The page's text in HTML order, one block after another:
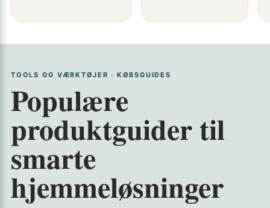
TOOLS OG VÆRKTØJER · KØBSGUIDES
Populære
produktguider til
smarte
hjemmeløsninger